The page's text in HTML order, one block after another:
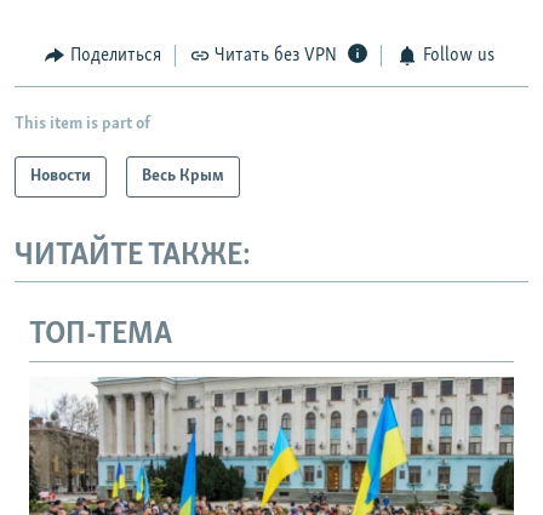
Поделиться Читать без VPN Follow us
This item is part of
Новости Весь Крым
ЧИТАЙТЕ ТАКЖЕ:
ТОП-ТЕМА